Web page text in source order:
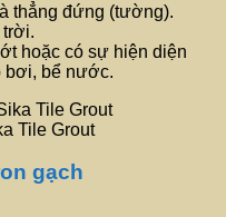
thẳng đứng (tường).
trời.
hoặc có sự hiện diện
bơi, bể nước.
Tile Grout
gạch